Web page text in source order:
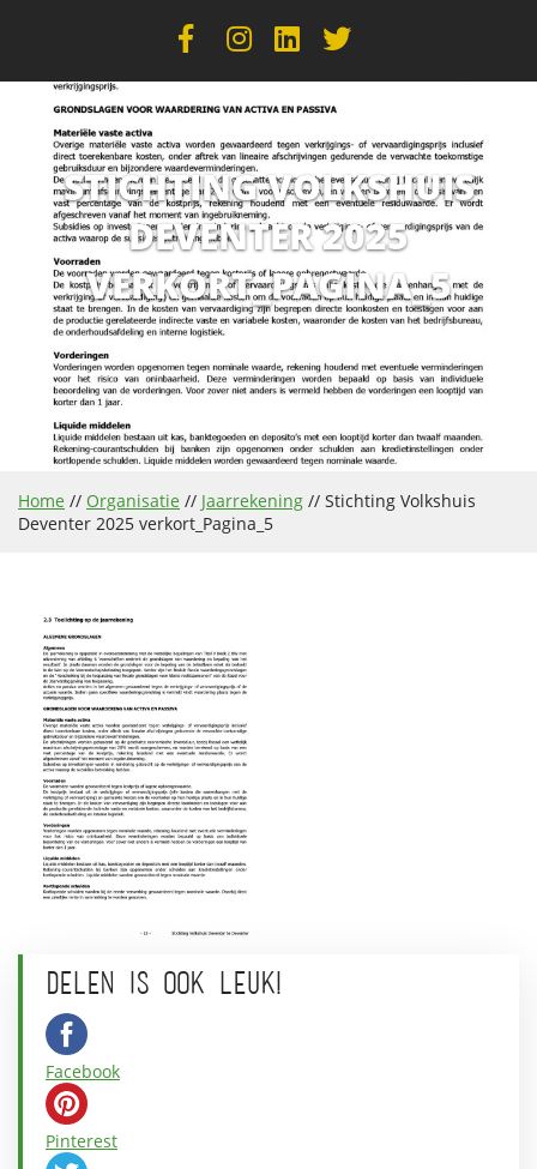
STICHTING VOLKSHUIS
DEVENTER 2025
VERKORT_PAGINA_5
Home // Organisatie // Jaarrekening // Stichting Volkshuis
Deventer 2025 verkort_Pagina_5
DELEN IS OOK LEUK!
Facebook
Pinterest